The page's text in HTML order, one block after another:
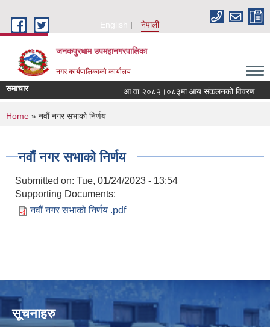
English
नेपाली
जनकपुरधाम उपमहानगरपालिका
नगर कार्यपालिकाको कार्यालय
समाचार आ.वा.२०८२।०८३मा आय संकलनको विवरण
You are here
Home » नवौं नगर सभाको निर्णय
नवौं नगर सभाको निर्णय
Submitted on: Tue, 01/24/2023 - 13:54
Supporting Documents:
नवौं नगर सभाको निर्णय .pdf
सूचनाहरु